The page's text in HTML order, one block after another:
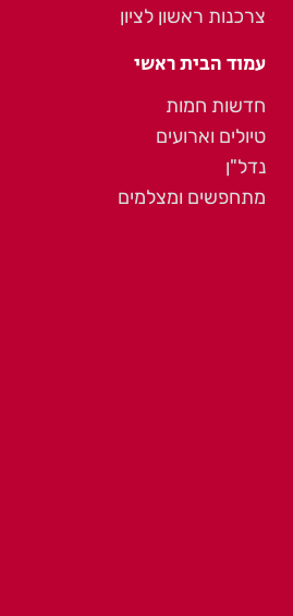
צרכנות ראשון לציון
עמוד הבית ראשי
חדשות חמות
טיולים וארועים
נדל"ן
מתחפשים ומצלמים